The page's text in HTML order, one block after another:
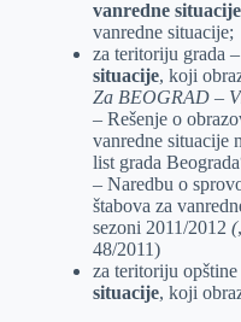
vanredne situacije
vanredne situacije;
za teritoriju grada –
situacije, koji
Za BEOGRAD –
– Rešenje o
vanredne situacije
list grada
– Naredbu o
štabova za
sezoni 2011/2012 (
48/2011)
za teritoriju opštine
situacije, koji